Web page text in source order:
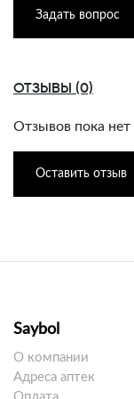
Задать вопрос
ОТЗЫВЫ (0)
Отзывов пока нет
Оставить отзыв
Saybol
О компании
Адреса аптек